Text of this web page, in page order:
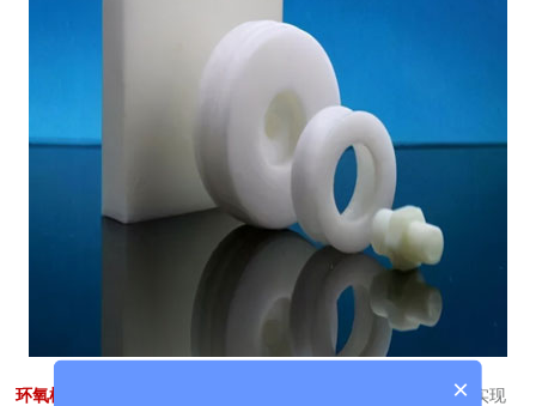
环氧树脂胶：
，混合均匀后可实现
×